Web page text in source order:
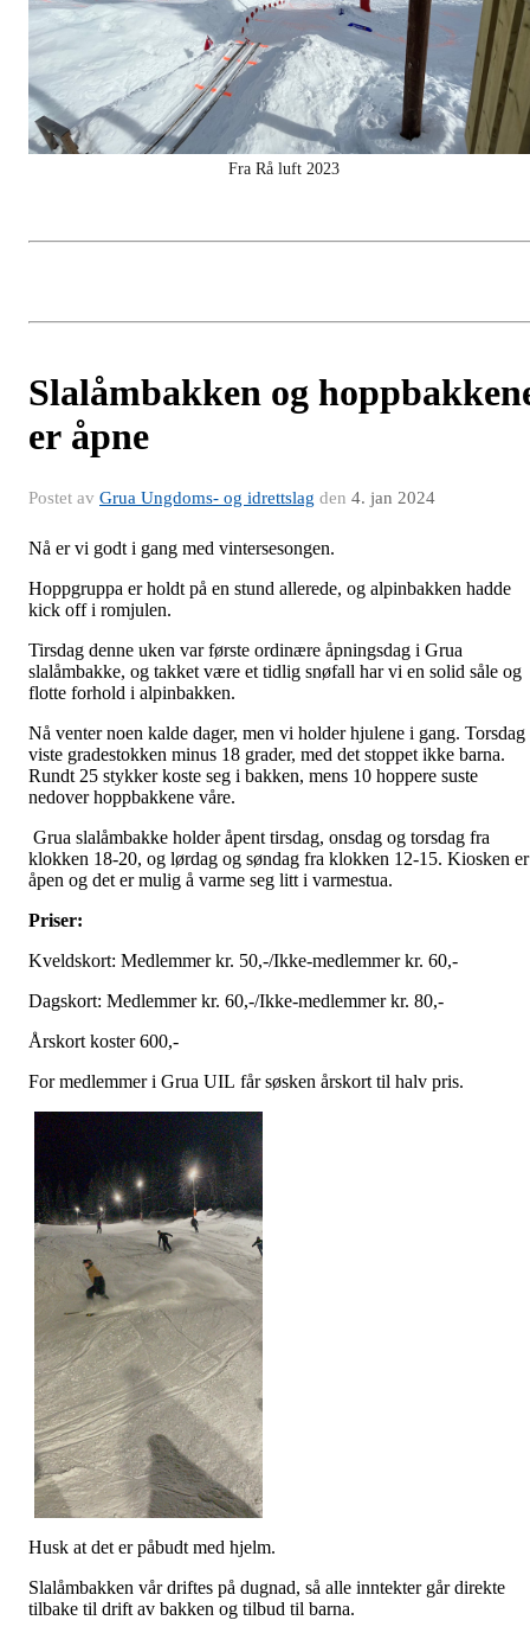
Fra Rå luft 2023
Slalåmbakken og
er åpne
Postet av Grua Ungdoms- og idrettslag den 4. jan 2024
Nå er vi godt i gang med vintersesongen.
Hoppgruppa er holdt på en stund allerede, og alpinbakken hadde
kick off i romjulen.
Tirsdag denne uken var første ordinære åpningsdag i Grua
slalåmbakke, og takket være et tidlig snøfall har vi en solid såle og
flotte forhold i alpinbakken.
Nå venter noen kalde dager, men vi holder hjulene i gang. Torsdag
viste gradestokken minus 18 grader, med det stoppet ikke barna.
Rundt 25 stykker koste seg i bakken, mens 10 hoppere suste
nedover hoppbakkene våre.
Grua slalåmbakke holder åpent tirsdag, onsdag og torsdag fra
klokken 18-20, og lørdag og søndag fra klokken 12-15. Kiosken er
åpen og det er mulig å varme seg litt i varmestua.
Priser:
Kveldskort: Medlemmer kr. 50,-/Ikke-medlemmer kr. 60,-
Dagskort: Medlemmer kr. 60,-/Ikke-medlemmer kr. 80,-
Årskort koster 600,-
For medlemmer i Grua UIL får søsken årskort til halv pris.
Husk at det er påbudt med hjelm.
Slalåmbakken vår driftes på dugnad, så alle inntekter går direkte
tilbake til drift av bakken og tilbud til barna.